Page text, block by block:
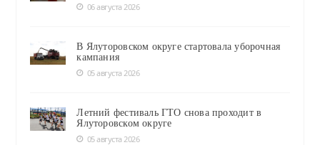
06 августа 2026
В Ялуторовском округе стартовала уборочная
кампания
05 августа 2026
Летний фестиваль ГТО снова проходит в
Ялуторовском округе
05 августа 2026